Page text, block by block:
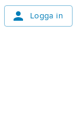
Logga in